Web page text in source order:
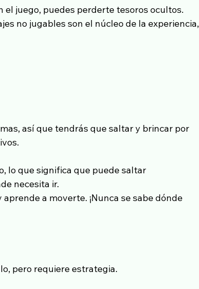
el juego, puedes perderte tesoros ocultos.
no jugables son el núcleo de la experiencia,
así que tendrás que saltar y brincar por
lo que significa que puede saltar
necesita ir.
aprende a moverte. ¡Nunca se sabe dónde
pero requiere estrategia.